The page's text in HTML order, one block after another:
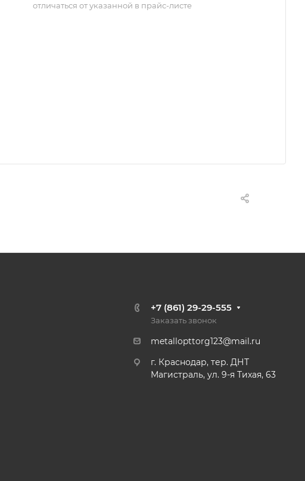
отличаться от указанной в прайс-листе
+7 (861) 29-29-555
Заказать звонок
metallopttorg123@mail.ru
г. Краснодар, тер. ДНТ
Магистраль, ул. 9-я Тихая, 63